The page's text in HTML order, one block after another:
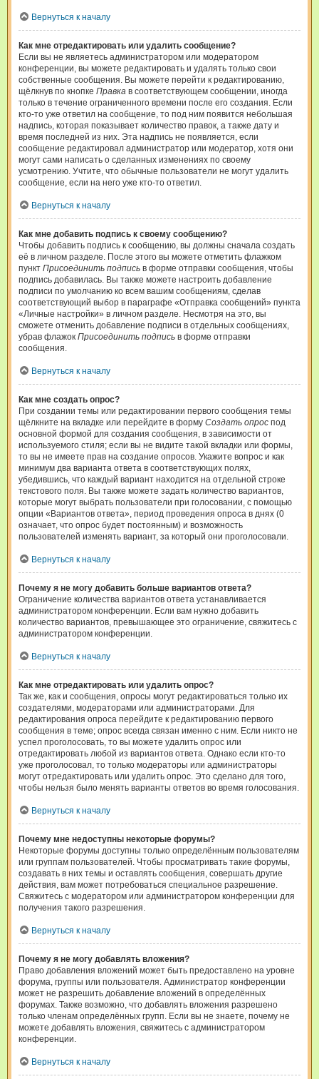
Вернуться к началу
Как мне отредактировать или удалить сообщение?
Если вы не являетесь администратором или модератором
конференции, вы можете редактировать и удалять только свои
собственные сообщения. Вы можете перейти к редактированию,
щёлкнув по кнопке Правка в соответствующем сообщении, иногда
только в течение ограниченного времени после его создания. Если
кто-то уже ответил на сообщение, то под ним появится небольшая
надпись, которая показывает количество правок, а также дату и
время последней из них. Эта надпись не появляется, если
сообщение редактировал администратор или модератор, хотя они
могут сами написать о сделанных изменениях по своему
усмотрению. Учтите, что обычные пользователи не могут удалить
сообщение, если на него уже кто-то ответил.
Вернуться к началу
Как мне добавить подпись к своему сообщению?
Чтобы добавить подпись к сообщению, вы должны сначала создать
её в личном разделе. После этого вы можете отметить флажком
пункт Присоединить подпись в форме отправки сообщения, чтобы
подпись добавилась. Вы также можете настроить добавление
подписи по умолчанию ко всем вашим сообщениям, сделав
соответствующий выбор в параграфе «Отправка сообщений» пункта
«Личные настройки» в личном разделе. Несмотря на это, вы
сможете отменить добавление подписи в отдельных сообщениях,
убрав флажок Присоединить подпись в форме отправки
сообщения.
Вернуться к началу
Как мне создать опрос?
При создании темы или редактировании первого сообщения темы
щёлкните на вкладке или перейдите в форму Создать опрос под
основной формой для создания сообщения, в зависимости от
используемого стиля; если вы не видите такой вкладки или формы,
то вы не имеете прав на создание опросов. Укажите вопрос и как
минимум два варианта ответа в соответствующих полях,
убедившись, что каждый вариант находится на отдельной строке
текстового поля. Вы также можете задать количество вариантов,
которые могут выбрать пользователи при голосовании, с помощью
опции «Вариантов ответа», период проведения опроса в днях (0
означает, что опрос будет постоянным) и возможность
пользователей изменять вариант, за который они проголосовали.
Вернуться к началу
Почему я не могу добавить больше вариантов ответа?
Ограничение количества вариантов ответа устанавливается
администратором конференции. Если вам нужно добавить
количество вариантов, превышающее это ограничение, свяжитесь с
администратором конференции.
Вернуться к началу
Как мне отредактировать или удалить опрос?
Так же, как и сообщения, опросы могут редактироваться только их
создателями, модераторами или администраторами. Для
редактирования опроса перейдите к редактированию первого
сообщения в теме; опрос всегда связан именно с ним. Если никто не
успел проголосовать, то вы можете удалить опрос или
отредактировать любой из вариантов ответа. Однако если кто-то
уже проголосовал, то только модераторы или администраторы
могут отредактировать или удалить опрос. Это сделано для того,
чтобы нельзя было менять варианты ответов во время голосования.
Вернуться к началу
Почему мне недоступны некоторые форумы?
Некоторые форумы доступны только определённым пользователям
или группам пользователей. Чтобы просматривать такие форумы,
создавать в них темы и оставлять сообщения, совершать другие
действия, вам может потребоваться специальное разрешение.
Свяжитесь с модератором или администратором конференции для
получения такого разрешения.
Вернуться к началу
Почему я не могу добавлять вложения?
Право добавления вложений может быть предоставлено на уровне
форума, группы или пользователя. Администратор конференции
может не разрешить добавление вложений в определённых
форумах. Также возможно, что добавлять вложения разрешено
только членам определённых групп. Если вы не знаете, почему не
можете добавлять вложения, свяжитесь с администратором
конференции.
Вернуться к началу